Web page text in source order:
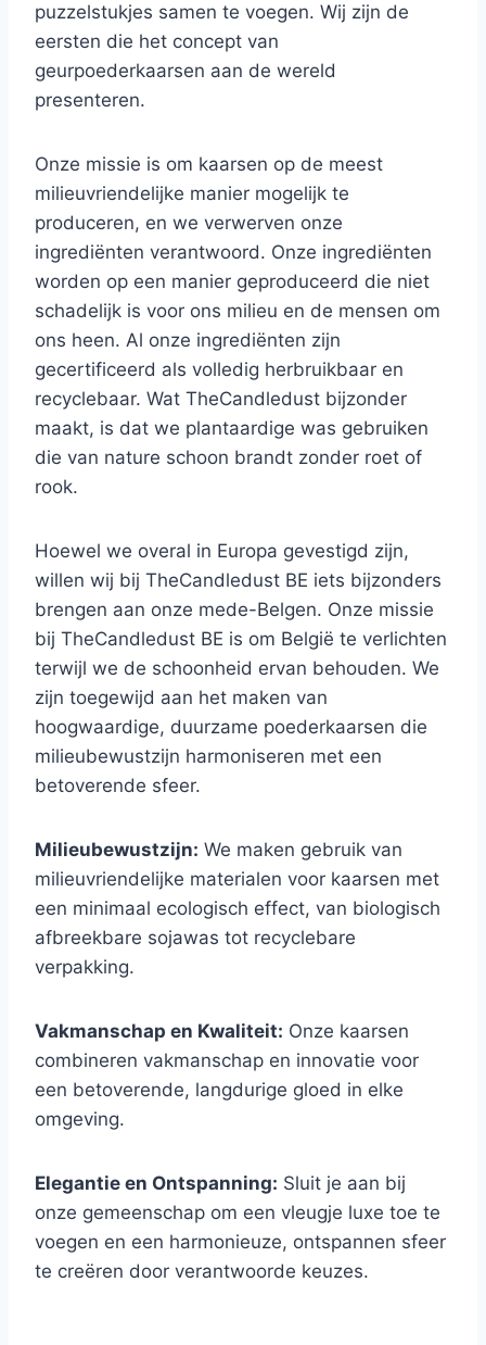
puzzelstukjes samen te voegen. Wij zijn de
eersten die het concept van
geurpoederkaarsen aan de wereld
presenteren.
Onze missie is om kaarsen op de meest
milieuvriendelijke manier mogelijk te
produceren, en we verwerven onze
ingrediënten verantwoord. Onze ingrediënten
worden op een manier geproduceerd die niet
schadelijk is voor ons milieu en de mensen om
ons heen. Al onze ingrediënten zijn
gecertificeerd als volledig herbruikbaar en
recyclebaar. Wat TheCandledust bijzonder
maakt, is dat we plantaardige was gebruiken
die van nature schoon brandt zonder roet of
rook.
Hoewel we overal in Europa gevestigd zijn,
willen wij bij TheCandledust BE iets bijzonders
brengen aan onze mede-Belgen. Onze missie
bij TheCandledust BE is om België te verlichten
terwijl we de schoonheid ervan behouden. We
zijn toegewijd aan het maken van
hoogwaardige, duurzame poederkaarsen die
milieubewustzijn harmoniseren met een
betoverende sfeer.
Milieubewustzijn: We maken gebruik van
milieuvriendelijke materialen voor kaarsen met
een minimaal ecologisch effect, van biologisch
afbreekbare sojawas tot recyclebare
verpakking.
Vakmanschap en Kwaliteit: Onze kaarsen
combineren vakmanschap en innovatie voor
een betoverende, langdurige gloed in elke
omgeving.
Elegantie en Ontspanning: Sluit je aan bij
onze gemeenschap om een vleugje luxe toe te
voegen en een harmonieuze, ontspannen sfeer
te creëren door verantwoorde keuzes.